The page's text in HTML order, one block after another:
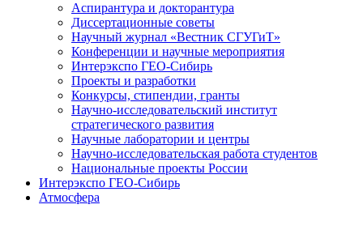
Аспирантура и докторантура
Диссертационные советы
Научный журнал «Вестник СГУГиТ»
Конференции и научные мероприятия
Интерэкспо ГЕО-Сибирь
Проекты и разработки
Конкурсы, стипендии, гранты
Научно-исследовательский институт
стратегического развития
Научные лаборатории и центры
Научно-исследовательская работа студентов
Национальные проекты России
Интерэкспо ГЕО-Сибирь
Атмосфера